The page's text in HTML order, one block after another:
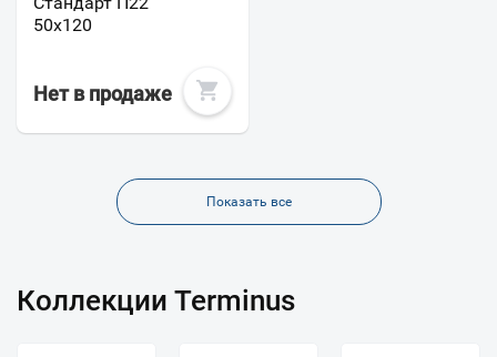
50х120
Нет в продаже
Показать все
Коллекции Terminus